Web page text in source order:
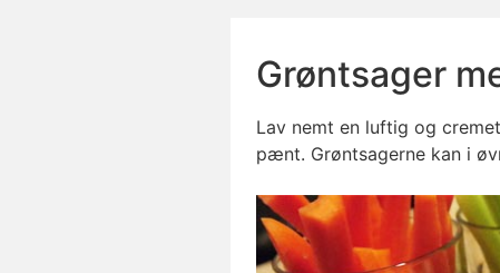
Grøntsager
Lav nemt en luftig og
pænt. Grøntsagerne kan i